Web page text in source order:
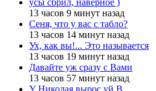
усы сбрил, наверное )
13 часов 9 минут назад
Сеня, что у вас с табло?
13 часов 14 минут назад
Ух, как вы!... Это называется
13 часов 19 минут назад
Давайте уж сразу с Вами
13 часов 57 минут назад
У Николая вырос уй В